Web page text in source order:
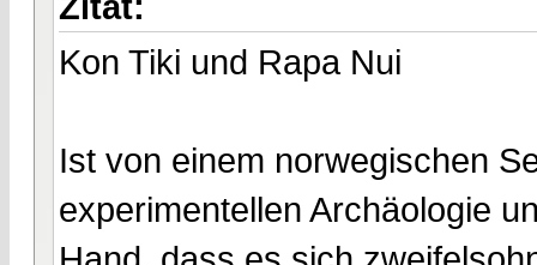
Kon Tiki und Rapa Nui
Ist von einem norwegischen
experimentellen Archäologie